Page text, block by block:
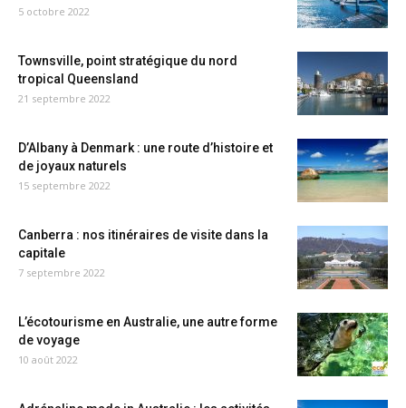
5 octobre 2022
Townsville, point stratégique du nord
tropical Queensland
21 septembre 2022
D’Albany à Denmark : une route d’histoire et
de joyaux naturels
15 septembre 2022
Canberra : nos itinéraires de visite dans la
capitale
7 septembre 2022
L’écotourisme en Australie, une autre forme
de voyage
10 août 2022